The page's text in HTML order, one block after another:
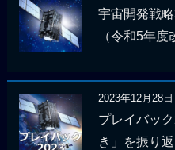
宇宙開発戦
（令和5年
2023年12月28日
プレイバッ
き」を振り